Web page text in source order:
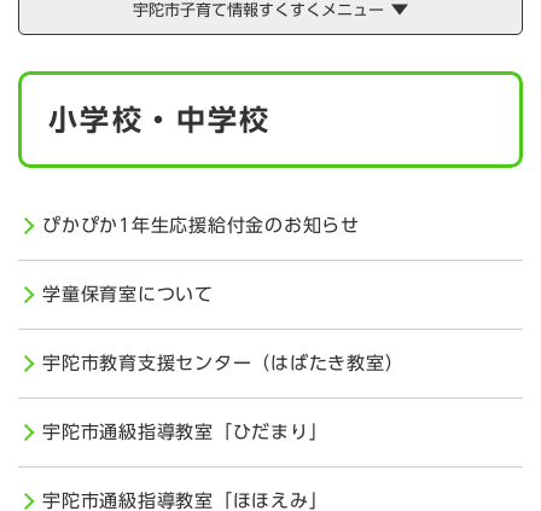
宇陀市子育て情報すくすくメニュー
本
小学校・中学校
ぴかぴか1年生応援給付金のお知らせ
学童保育室について
宇陀市教育支援センター（はばたき教室）
宇陀市通級指導教室「ひだまり」
宇陀市通級指導教室「ほほえみ」